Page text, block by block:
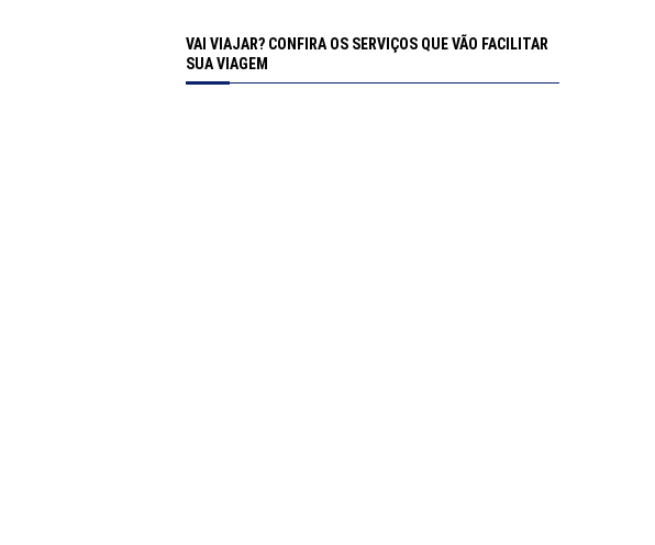
VAI VIAJAR? CONFIRA OS SERVIÇOS QUE VÃO FACILITAR
SUA VIAGEM